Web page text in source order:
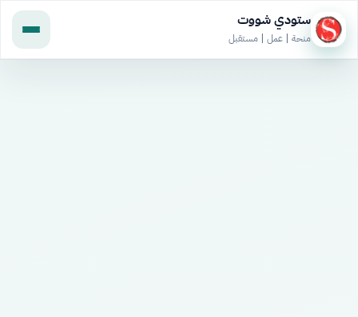
ستودي شووت
منحة | عمل | مستقبل